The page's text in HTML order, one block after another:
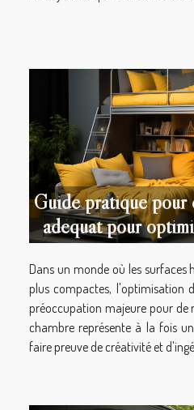
Guide pratique
adéquat pour
une petite
Dans un monde où les surfaces
plus compactes, l'optimisation
préoccupation majeure pour de
chambre représente à la fois
faire preuve de créativité et